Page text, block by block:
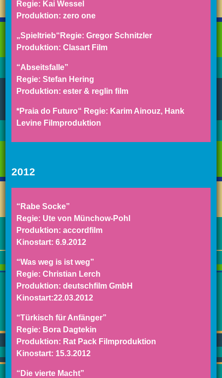
Regie: Kai Wessel
Produktion: zero one
„Spieltrieb“Regie: Gregor Schnitzler
Produktion: Clasart Film
“Abseitsfalle”
Regie: Stefan Hering
Produktion: ester & reglin film
*Praia do Futuro“ Regie: Karim Ainouz, Hank
Levine Filmproduktion
2012
“Rabe Socke”
Regie: Ute von Münchow-Pohl
Produktion: accordfilm
Kinostart: 6.9.2012
“Was weg is ist weg”
Regie: Christian Lerch
Produktion: deutschfilm GmbH
Kinostart:22.03.2012
“Türkisch für Anfänger”
Regie: Bora Dagtekin
Produktion: Rat Pack Filmproduktion
Kinostart: 15.3.2012
“Die vierte Macht”